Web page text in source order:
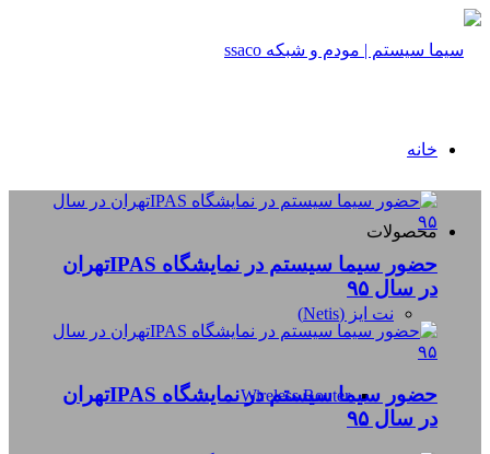
خانه
محصولات
نت ایز (Netis)
Wireless Router
حضور سیما سیستم در نمایشگاه IPASتهران
در سال ۹۵
حضور سیما سیستم در نمایشگاه IPASتهران
در سال ۹۵